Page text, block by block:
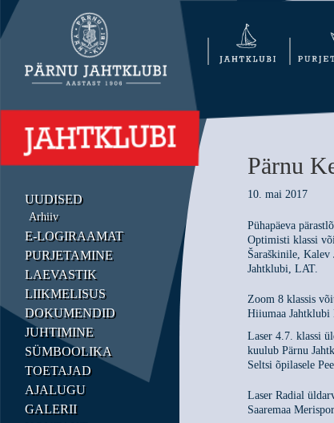
UUDISED
Arhiiv
E-LOGIRAAMAT
PURJETAMINE
LAEVASTIK
LIIKMELISUS
DOKUMENDID
JUHTIMINE
SÜMBOOLIKA
TOETAJAD
AJALUGU
GALERII
Pärnu
10. mai 2017
Pühapäeva
Optimisti klassi
Šaraškinile, Kalev
Jahtklubi, LAT.
Zoom 8 klassis
Hiiumaa
Laser 4.7. klassi
kuulub Pärnu
Seltsi õpilasele
Laser Radial
Saaremaa